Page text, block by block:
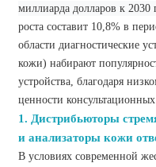
миллиарда долларов к 2030
роста составит 10,8% в
области диагностические
кожи) набирают
устройства, благодаря
ценности консультационных
1. Дистрибьюторы
и анализаторы кожи
В условиях современной